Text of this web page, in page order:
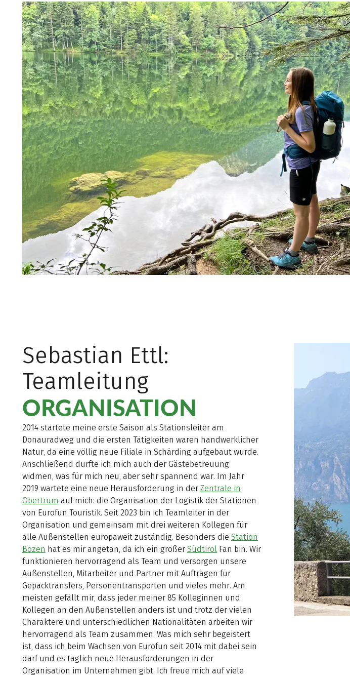
Sebastian Ettl:
Teamleitung
ORGANISATION
2014 startete meine erste Saison als Stationsleiter am
Donauradweg und die ersten Tätigkeiten waren handwerklicher
Natur, da eine völlig neue Filiale in Schärding aufgebaut wurde.
Anschließend durfte ich mich auch der Gästebetreuung
widmen, was für mich neu, aber sehr spannend war. Im Jahr
2019 wartete eine neue Herausforderung in der Zentrale in
Obertrum auf mich: die Organisation der Logistik der Stationen
von Eurofun Touristik. Seit 2023 bin ich Teamleiter in der
Organisation und gemeinsam mit drei weiteren Kollegen für
alle Außenstellen europaweit zuständig. Besonders die Station
Bozen hat es mir angetan, da ich ein großer Südtirol Fan bin. Wir
funktionieren hervorragend als Team und versorgen unsere
Außenstellen, Mitarbeiter und Partner mit Aufträgen für
Gepäcktransfers, Personentransporten und vieles mehr. Am
meisten gefällt mir, dass jeder meiner 85 Kolleginnen und
Kollegen an den Außenstellen anders ist und trotz der vielen
Charaktere und unterschiedlichen Nationalitäten arbeiten wir
hervorragend als Team zusammen. Was mich sehr begeistert
ist, dass ich beim Wachsen von Eurofun seit 2014 mit dabei sein
darf und es täglich neue Herausforderungen in der
Organisation im Unternehmen gibt. Ich freue mich auf viele